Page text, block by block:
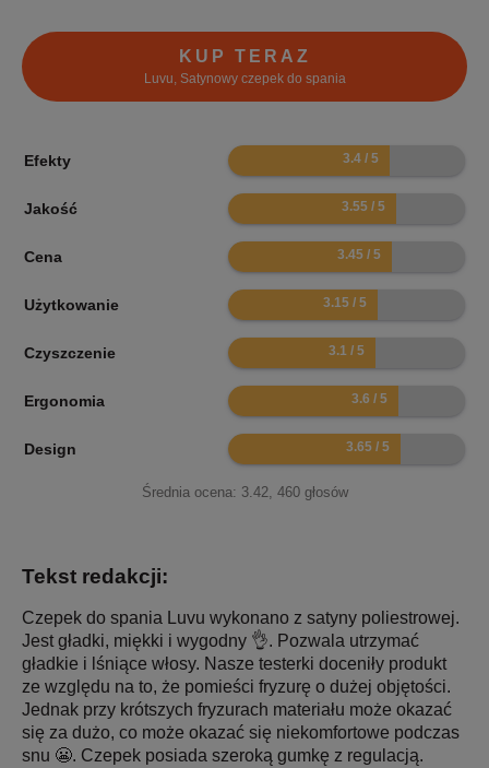
KUP TERAZ
Luvu, Satynowy czepek do spania
Efekty 6.8
Jakość 7.1
Cena 6.9
Użytkowanie 6.3
Czyszczenie 6.2
Ergonomia 7.2
Design 7.3
Średnia ocena: 3.42, 460głosów
Tekst redakcji:
Czepek do spania Luvu wykonano z satyny poliestrowej.
Jest gładki, miękki i wygodny 👌. Pozwala utrzymać
gładkie i lśniące włosy. Nasze testerki doceniły produkt
ze względu na to, że pomieści fryzurę o dużej objętości.
Jednak przy krótszych fryzurach materiału może okazać
się za dużo, co może okazać się niekomfortowe podczas
snu 😬. Czepek posiada szeroką gumkę z regulacją.